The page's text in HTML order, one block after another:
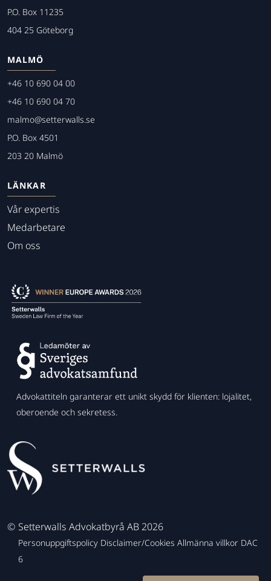
P.O. Box 11235
404 25 Göteborg
MALMÖ
+46 10 690 04 00
+46 10 690 04 70
malmo@setterwalls.se
P.O. Box 4501
203 20 Malmö
LÄNKAR
Vår expertis
Medarbetare
Om oss
Advokattiteln garanterar ett unikt skydd för klienten: lojalitet,
oberoende och sekretess.
© Setterwalls Advokatbyrå AB 2026
Personuppgiftspolicy Disclaimer/Cookies Allmänna villkor DAC
6